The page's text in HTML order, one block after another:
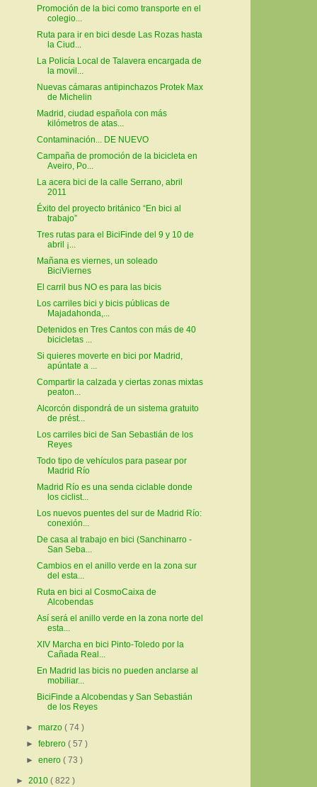
Promoción de la bici como transporte en el
colegio...
Ruta para ir en bici desde Las Rozas hasta
la Ciud...
La Policía Local de Talavera encargada de
la movil...
Nuevas cámaras antipinchazos Protek Max
de Michelin
Madrid, ciudad española con más
kilómetros de atas...
Contaminación... DE NUEVO
Campaña de promoción de la bicicleta en
Aveiro, Po...
La acera bici de la calle Serrano, abril
2011
Éxito del proyecto británico “En bici al
trabajo”
Tres rutas para el BiciFinde del 9 y 10 de
abril ¡...
Mañana es viernes, un soleado
BiciViernes
El carril bus NO es para las bicis
Los carriles bici y bicis públicas de
Majadahonda,...
Detenidos en Tres Cantos con más de 40
bicicletas ...
Si quieres moverte en bici por Madrid,
apúntate a ...
Compartir la calzada y ciertas zonas mixtas
peaton...
Alcorcón dispondrá de un sistema gratuito
de prést...
Los carriles bici de San Sebastián de los
Reyes
Todo tipo de vehículos para pasear por
Madrid Río
Madrid Río es una senda ciclable donde
los ciclist...
Los nuevos puentes del sur de Madrid Río:
conexión...
De casa al trabajo en bici (Sanchinarro -
San Seba...
Cambios en el anillo verde en la zona sur
del esta...
Ruta en bici al CosmoCaixa de
Alcobendas
Así será el anillo verde en la zona norte del
esta...
XIV Marcha en bici Pinto-Toledo por la
Cañada Real...
En Madrid las bicis no pueden anclarse al
mobiliar...
BiciFinde a Alcobendas y San Sebastián
de los Reyes
►marzo( 74 )
►febrero( 57 )
►enero( 73 )
► 2010 ( 822 )